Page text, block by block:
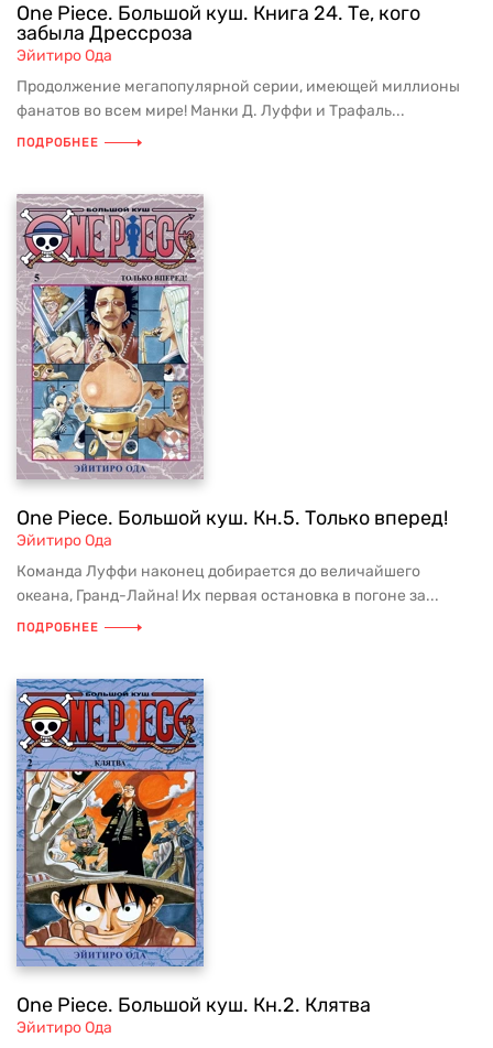
One Piece. Большой куш. Книга 24. Те, кого
забыла Дрессроза
Эйитиро Ода
Продолжение мегапопулярной серии, имеющей миллионы
фанатов во всем мире! Манки Д. Луффи и Трафаль...
ПОДРОБНЕЕ
One Piece. Большой куш. Кн.5. Только вперед!
Эйитиро Ода
Команда Луффи наконец добирается до величайшего
океана, Гранд-Лайна! Их первая остановка в погоне за...
ПОДРОБНЕЕ
One Piece. Большой куш. Кн.2. Клятва
Эйитиро Ода